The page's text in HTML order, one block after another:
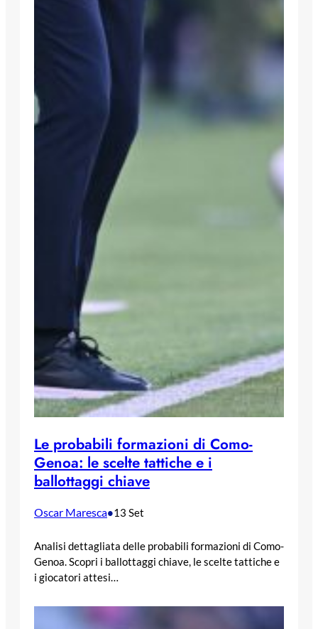
Le probabili formazioni di Como-
Genoa: le scelte tattiche e i
ballottaggi chiave
Oscar Maresca•13 Set
Analisi dettagliata delle probabili formazioni di Como-
Genoa. Scopri i ballottaggi chiave, le scelte tattiche e
i giocatori attesi…